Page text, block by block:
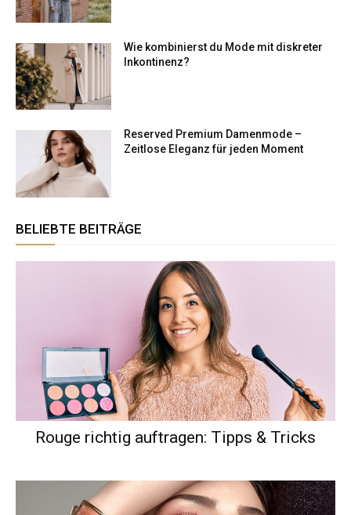
Wie kombinierst du Mode mit diskreter
Inkontinenz?
Reserved Premium Damenmode –
Zeitlose Eleganz für jeden Moment
BELIEBTE BEITRÄGE
Rouge richtig auftragen: Tipps & Tricks